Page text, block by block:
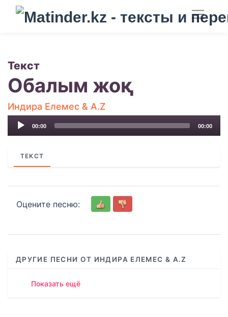
Текст
Обалым жоқ
Индира Елемес & A.Z
Audio
00:00 00:00
ТЕКСТ
Оцените песню:
ДРУГИЕ ПЕСНИ ОТ ИНДИРА ЕЛЕМЕС & A.Z
Показать ещё